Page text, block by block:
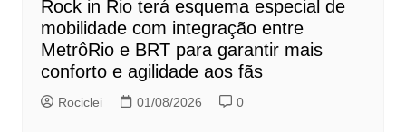
Rock in Rio terá esquema especial de
mobilidade com integração entre
MetrôRio e BRT para garantir mais
conforto e agilidade aos fãs
Rociclei 01/08/2026 0